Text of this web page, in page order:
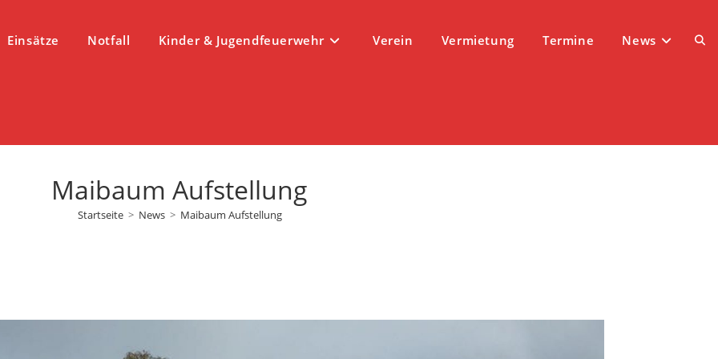
Einsätze Notfall Kinder & Jugendfeuerwehr Verein Vermietung Termine News
Maibaum Aufstellung
Startseite > News > Maibaum Aufstellung